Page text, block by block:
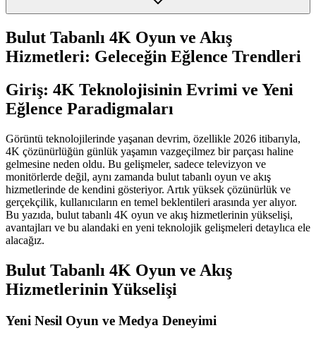
Bulut Tabanlı 4K Oyun ve Akış
Hizmetleri: Geleceğin Eğlence Trendleri
Giriş: 4K Teknolojisinin Evrimi ve Yeni
Eğlence Paradigmaları
Görüntü teknolojilerinde yaşanan devrim, özellikle 2026 itibarıyla,
4K çözünürlüğün günlük yaşamın vazgeçilmez bir parçası haline
gelmesine neden oldu. Bu gelişmeler, sadece televizyon ve
monitörlerde değil, aynı zamanda bulut tabanlı oyun ve akış
hizmetlerinde de kendini gösteriyor. Artık yüksek çözünürlük ve
gerçekçilik, kullanıcıların en temel beklentileri arasında yer alıyor.
Bu yazıda, bulut tabanlı 4K oyun ve akış hizmetlerinin yükselişi,
avantajları ve bu alandaki en yeni teknolojik gelişmeleri detaylıca ele
alacağız.
Bulut Tabanlı 4K Oyun ve Akış
Hizmetlerinin Yükselişi
Yeni Nesil Oyun ve Medya Deneyimi